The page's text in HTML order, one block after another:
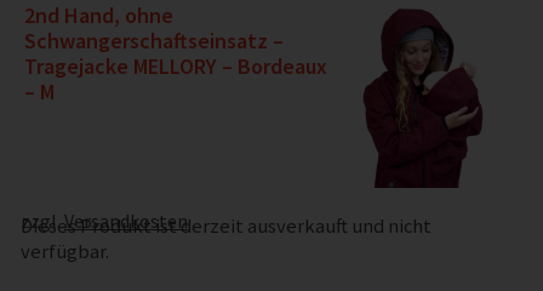
2nd Hand, ohne
Schwangerschaftseinsatz –
Tragejacke MELLORY – Bordeaux
– M
zzgl.Versandkosten
Dieses Produkt ist derzeit ausverkauft und nicht
verfügbar.